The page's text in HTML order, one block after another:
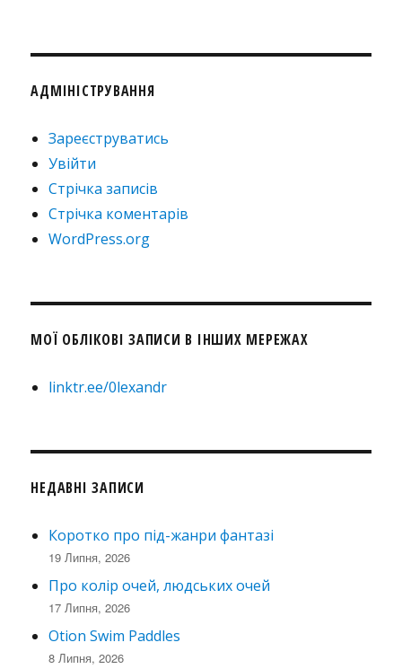
АДМІНІСТРУВАННЯ
Зареєструватись
Увійти
Стрічка записів
Стрічка коментарів
WordPress.org
МОЇ ОБЛІКОВІ ЗАПИСИ В ІНШИХ МЕРЕЖАХ
linktr.ee/0lexandr
НЕДАВНІ ЗАПИСИ
Коротко про під-жанри фантазі
19 Липня, 2026
Про колір очей, людських очей
17 Липня, 2026
Otion Swim Paddles
8 Липня, 2026